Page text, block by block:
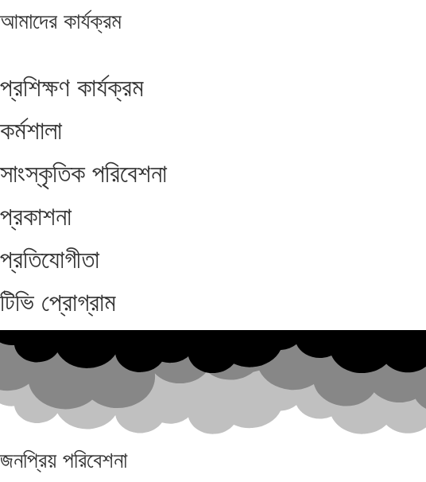
আমাদের কার্যক্রম
প্রশিক্ষণ কার্যক্রম
কর্মশালা
সাংস্কৃতিক পরিবেশনা
প্রকাশনা
প্রতিযোগীতা
টিভি প্রোগ্রাম
জনপ্রিয় পরিবেশনা